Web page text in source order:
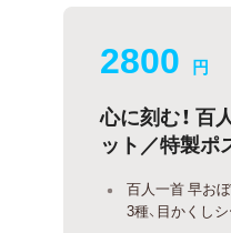
2800 円
心に刻む！ 百
ット／特製ポ
百人一首 早お
3種、目かくしシ